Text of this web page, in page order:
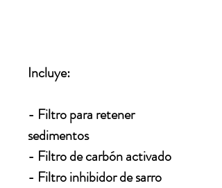
Incluye:​
- Filtro para retener
sedimentos​
- Filtro de carbón activado​
- Filtro inhibidor de sarro​